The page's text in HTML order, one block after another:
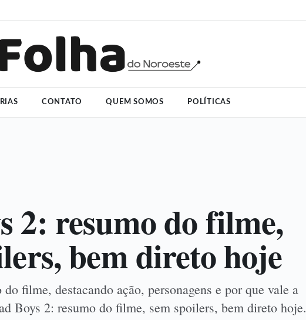
CONTATO QUEM SOMOS POLÍTICAS
2: resumo do filme,
bem direto hoje
filme, destacando ação, personagens e por que vale a
Boys 2: resumo do filme, sem spoilers, bem direto hoje.